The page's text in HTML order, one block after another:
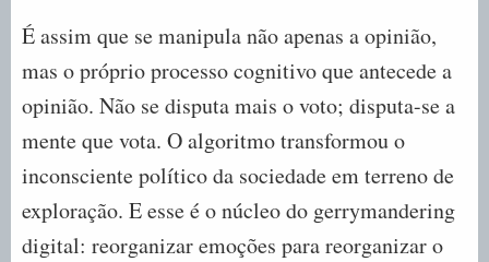
É assim que se manipula não apenas a opinião,
mas o próprio processo cognitivo que antecede a
opinião. Não se disputa mais o voto; disputa-se a
mente que vota. O algoritmo transformou o
inconsciente político da sociedade em terreno de
exploração. E esse é o núcleo do gerrymandering
digital: reorganizar emoções para reorganizar o